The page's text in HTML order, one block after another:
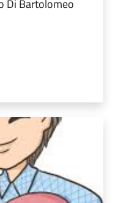
Di Bartolomeo